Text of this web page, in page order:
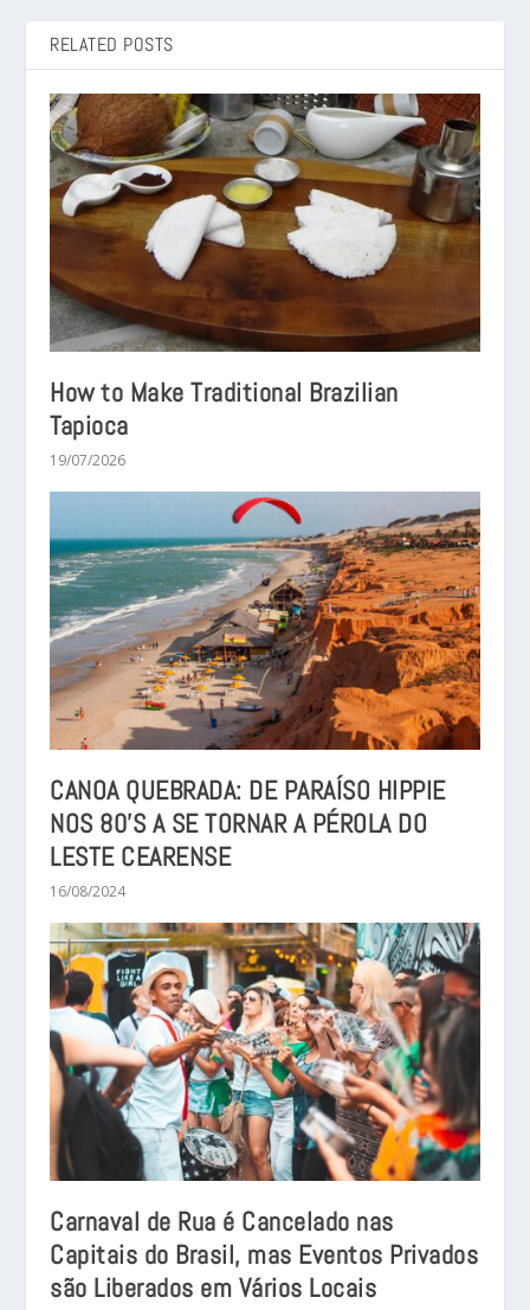
RELATED POSTS
How to Make Traditional Brazilian
Tapioca
19/07/2026
CANOA QUEBRADA: DE PARAÍSO HIPPIE
NOS 80’S A SE TORNAR A PÉROLA DO
LESTE CEARENSE
16/08/2024
Carnaval de Rua é Cancelado nas
Capitais do Brasil, mas Eventos Privados
são Liberados em Vários Locais